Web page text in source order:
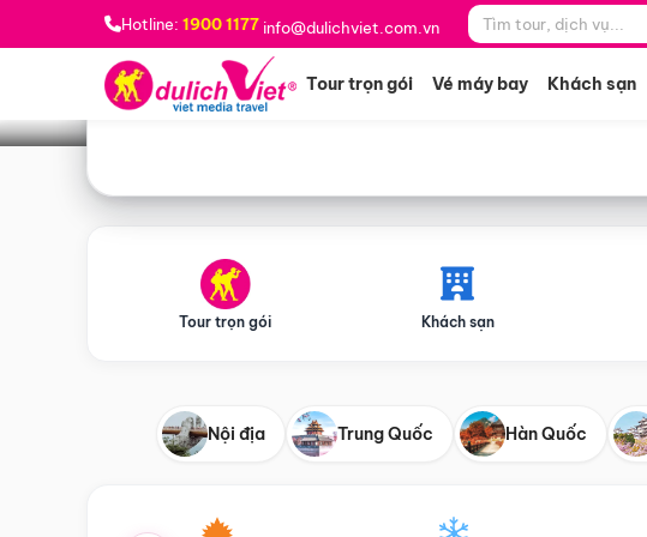
Hotline: 1900 1177 info@dulichviet.com.vn
Tour trọn gói Vé máy bay Khách sạn
Bạn muốn đi đâu? *
Tour trọn gói Khách sạn
Nội địa Trung Quốc Hàn Quốc